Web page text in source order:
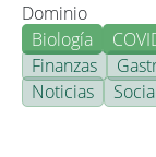
Dominio
Biología
Finanzas
Noticias